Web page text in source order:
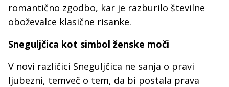
romantično zgodbo, kar je razburilo številne
oboževalce klasične risanke.
Sneguljčica kot simbol ženske moči
V novi različici Sneguljčica ne sanja o pravi
ljubezni, temveč o tem, da bi postala prava